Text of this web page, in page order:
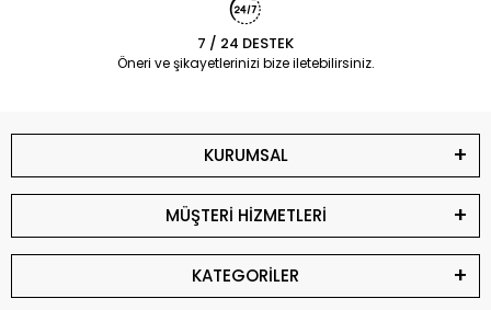
7 / 24 DESTEK
Öneri ve şikayetlerinizi bize iletebilirsiniz.
KURUMSAL
MÜŞTERİ HİZMETLERİ
KATEGORİLER